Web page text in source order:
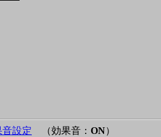
設定 （効果音： ON）